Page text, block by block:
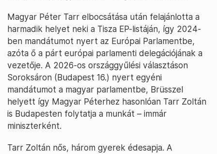
Magyar Péter Tarr elbocsátása után felajánlotta a
harmadik helyet neki a Tisza EP-listáján, így 2024-
ben mandátumot nyert az Európai Parlamentbe,
azóta ő a párt európai parlamenti delegációjának a
vezetője. A 2026-os országgyűlési választáson
Soroksáron (Budapest 16.) nyert egyéni
mandátumot a magyar parlamentbe, Brüsszel
helyett így Magyar Péterhez hasonlóan Tarr Zoltán
is Budapesten folytatja a munkát – immár
miniszterként.
Tarr Zoltán nős, három gyerek édesapja. A